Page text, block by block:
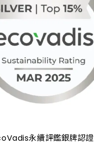
永續評鑑銀牌認證